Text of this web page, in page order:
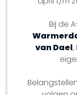
Bij de
van Dael,